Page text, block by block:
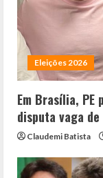
Eleições 2026
Em Brasília, PE
disputa vaga
Claudemi Batista